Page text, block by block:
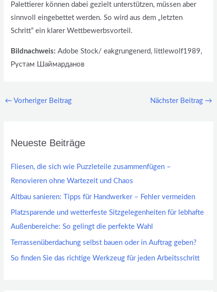
Palettierer können dabei gezielt unterstützen, müssen aber
sinnvoll eingebettet werden. So wird aus dem „letzten
Schritt“ ein klarer Wettbewerbsvorteil.
Bildnachweis: Adobe Stock/ eakgrungenerd, littlewolf1989,
Рустам Шаймарданов
← Vorheriger Beitrag Nächster Beitrag →
Neueste Beiträge
Fliesen, die sich wie Puzzleteile zusammenfügen –
Renovieren ohne Wartezeit und Chaos
Altbau sanieren: Tipps für Handwerker – Fehler vermeiden
Platzsparende und wetterfeste Sitzgelegenheiten für lebhafte
Außenbereiche: So gelingt die perfekte Wahl
Terrassenüberdachung selbst bauen oder in Auftrag geben?
So finden Sie das richtige Werkzeug für jeden Arbeitsschritt